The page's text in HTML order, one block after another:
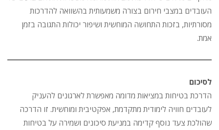
העובדים במצבי חירום בצורה משמעותית בהשוואה להדרכות
מסורתיות, בזכות התחושה המוחשית ושיפור יכולות התגובה בזמן
אמת.
לסיכום
הדרכת בטיחות במציאות מדומה מאפשרת לארגונים להעניק
לעובדים חוויה לימודית מתקדמת, אפקטיבית ומוחשית. זו הדרכה
שהולכת צעד נוסף קדימה במניעת סיכונים ושמירה על בטיחות